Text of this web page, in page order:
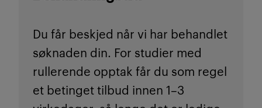
Du får beskjed når vi har behandlet
søknaden din. For studier med
rullerende opptak får du som regel
et betinget tilbud innen 1–3